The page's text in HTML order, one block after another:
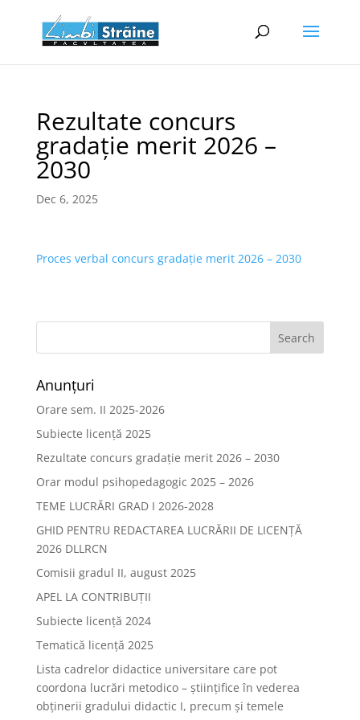
Rezultate concurs
gradație merit 2026 –
2030
Dec 6, 2025
Proces verbal concurs gradație merit 2026 – 2030
Anunțuri
Orare sem. II 2025-2026
Subiecte licență 2025
Rezultate concurs gradație merit 2026 – 2030
Orar modul psihopedagogic 2025 – 2026
TEME LUCRĂRI GRAD I 2026-2028
GHID PENTRU REDACTAREA LUCRĂRII DE LICENȚĂ
2026 DLLRCN
Comisii gradul II, august 2025
APEL LA CONTRIBUȚII
Subiecte licență 2024
Tematică licență 2025
Lista cadrelor didactice universitare care pot
coordona lucrări metodico – științifice în vederea
obținerii gradului didactic I, precum și temele